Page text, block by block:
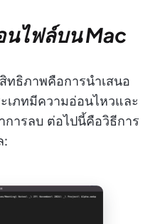
นไฟล์บน Mac
ทธิภาพคือการนำเสนอ
เภทมีความอ่อนไหวและ
การลบ ต่อไปนี้คือวิธีการ
: